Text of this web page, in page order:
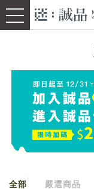
全部 嚴選商品